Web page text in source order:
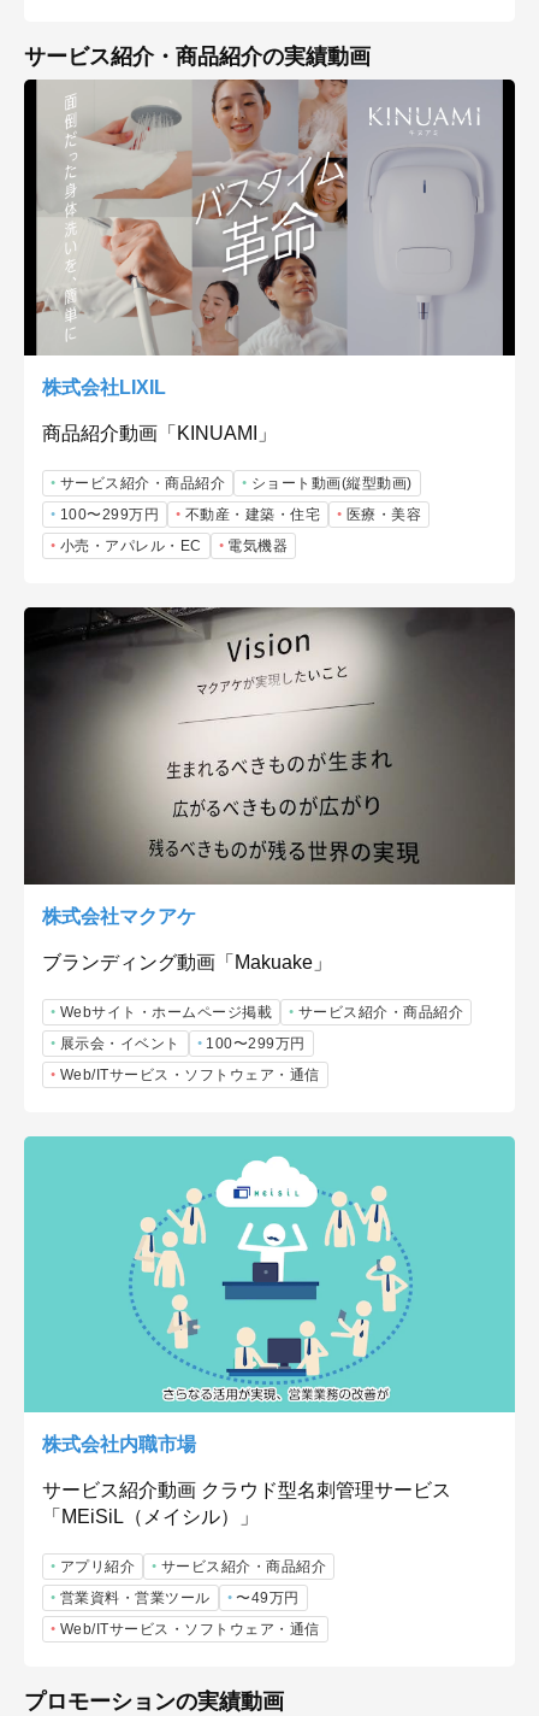
サービス紹介・商品紹介の実績動画
株式会社LIXIL
商品紹介動画「KINUAMI」
サービス紹介・商品紹介
ショート動画(縦型動画)
100〜299万円
不動産・建築・住宅
医療・美容
小売・アパレル・EC
電気機器
株式会社マクアケ
ブランディング動画「Makuake」
Webサイト・ホームページ掲載
サービス紹介・商品紹介
展示会・イベント
100〜299万円
Web/ITサービス・ソフトウェア・通信
株式会社内職市場
サービス紹介動画 クラウド型名刺管理サービス
「MEiSiL（メイシル）」
アプリ紹介
サービス紹介・商品紹介
営業資料・営業ツール
〜49万円
Web/ITサービス・ソフトウェア・通信
プロモーションの実績動画